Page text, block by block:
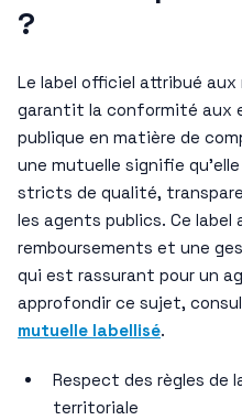
?
Le label officiel attribué
garantit la conformité aux
publique en matière de
une mutuelle signifie
stricts de qualité,
les agents publics. Ce
remboursements et une
qui est rassurant pour un
approfondir ce sujet,
mutuelle labellisé.
Respect des règles de
territoriale